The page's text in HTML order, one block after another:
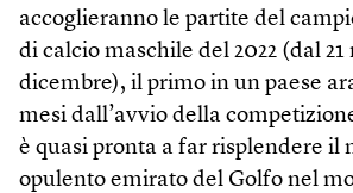
accoglieranno le partite del
di calcio maschile del 2022 (dal 21
dicembre), il primo in un paese
mesi dall’avvio della
è quasi pronta a far risplendere il
opulento emirato del Golfo nel